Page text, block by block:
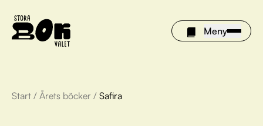
Meny
Årets böcker
Start / Årets böcker / Safira